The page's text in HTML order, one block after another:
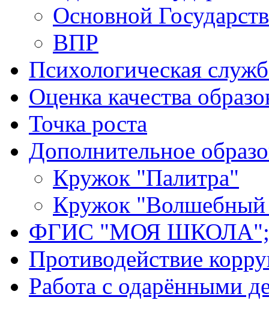
Основной
ВПР
Психологическая
Оценка качества
Точка роста
Дополнительное
Кружок "Палитра"
Кружок "Волшебный
ФГИС "МОЯ
Противодействие
Работа с одарёнными